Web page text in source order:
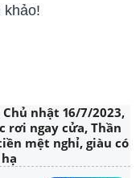
khảo!
nhật 16/7/2023,
rơi ngay cửa, Thần
mệt nghỉ, giàu có